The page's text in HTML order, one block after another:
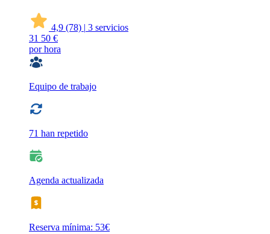
4,9 (78) | 3 servicios
31 50 €
por hora
Equipo de trabajo
71 han repetido
Agenda actualizada
Reserva mínima: 53€